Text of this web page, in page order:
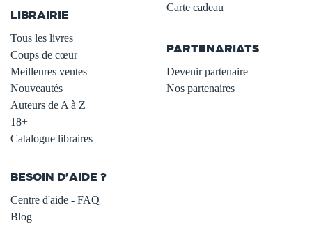
LIBRAIRIE
Tous les livres
Coups de cœur
Meilleures ventes
Nouveautés
Auteurs de A à Z
18+
Catalogue libraires
Carte cadeau
PARTENARIATS
Devenir partenaire
Nos partenaires
BESOIN D'AIDE ?
Centre d'aide - FAQ
Blog